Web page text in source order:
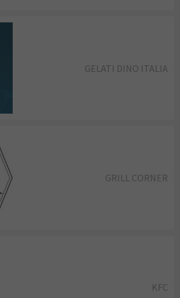
GELATI DINO ITALIA
GRILL CORNER
KFC